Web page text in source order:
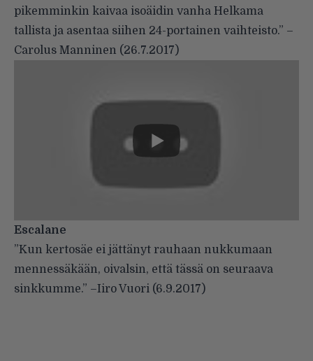
pikemminkin kaivaa isoäidin vanha Helkama
tallista ja asentaa siihen 24-portainen vaihteisto.” –
Carolus Manninen (26.7.2017)
Escalane
”Kun kertosäe ei jättänyt rauhaan nukkumaan
mennessäkään, oivalsin, että tässä on seuraava
sinkkumme.” –Iiro Vuori (6.9.2017)